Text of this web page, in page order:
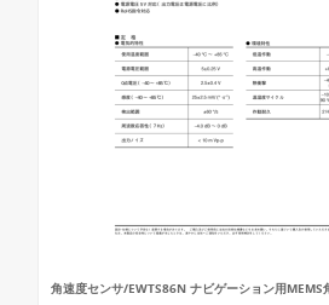
角速度センサ/EWTS86N ナビゲーション用MEMS